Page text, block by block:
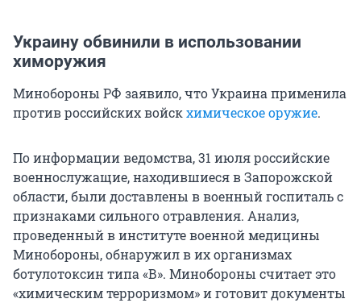
Украину обвинили в использовании
химоружия
Минобороны РФ заявило, что Украина применила
против российских войскхимическое оружие.
По информации ведомства, 31 июля российские
военнослужащие, находившиеся в Запорожской
области, были доставлены в военный госпиталь с
признаками сильного отравления. Анализ,
проведенный в институте военной медицины
Минобороны, обнаружил в их организмах
ботулотоксин типа «В». Минобороны считает это
«химическим терроризмом» и готовит документы